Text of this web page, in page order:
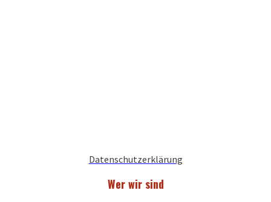
Datenschutzerklärung
Wer wir sind